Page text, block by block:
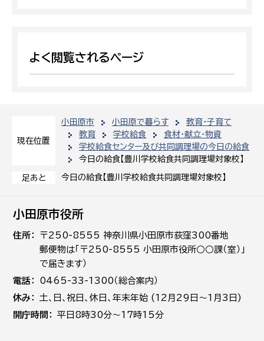
現在位置
小田原市 小田原で暮らす
教育・子育て
教育
学校給食
食材・献立・物資
学校給食センター及び共同調理場の今日の給食
今日の給食【豊川学校給食共同調理場対象校】
足あと 今日の給食【豊川学校給食共同調理場対象校】
よく閲覧されるページ
小田原市役所
住所
〒250-8555 神奈川県小田原市荻窪300番地
郵便物は「〒250-8555 小田原市役所○○課（室）」
で届きます）
電話
0465-33-1300（総合案内）
休み
土､日､祝日、休日、年末年始 (12月29日～1月3日)
開庁時間
平日8時30分～17時15分